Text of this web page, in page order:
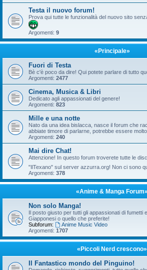
Testa il nuovo forum!
Prova qui tutte le funzionalità del nuovo sito
Argomenti: 9
«Principale»
Fuori di Testa
Bè c'è poco da dire! Qui potete parlare di tutto
Argomenti: 2477
Cinema, Musica & Libri
Dedicato agli appassionati del genere!
Argomenti: 823
Mille e una notte
Nato da una idea bislacca, nasce il forum che
abbiate timore di parlarne, potrebbe essere molto
Argomenti: 240
Mai dire Chat!
Attenzione! In questo forum troverete tutte le
"IlTexano" sul server azzurra.org! Non ci sono
Argomenti: 378
«Anime & Manga Forum»
Non solo Manga!
Il posto giusto per tutti gli appassionati di fumetti
Giapponesi o quello che preferite!
Subforum:
Anime Music Video
Argomenti: 1707
«Piccoli Nerd crescono»
Il Fantastico mondo del Pinguino!